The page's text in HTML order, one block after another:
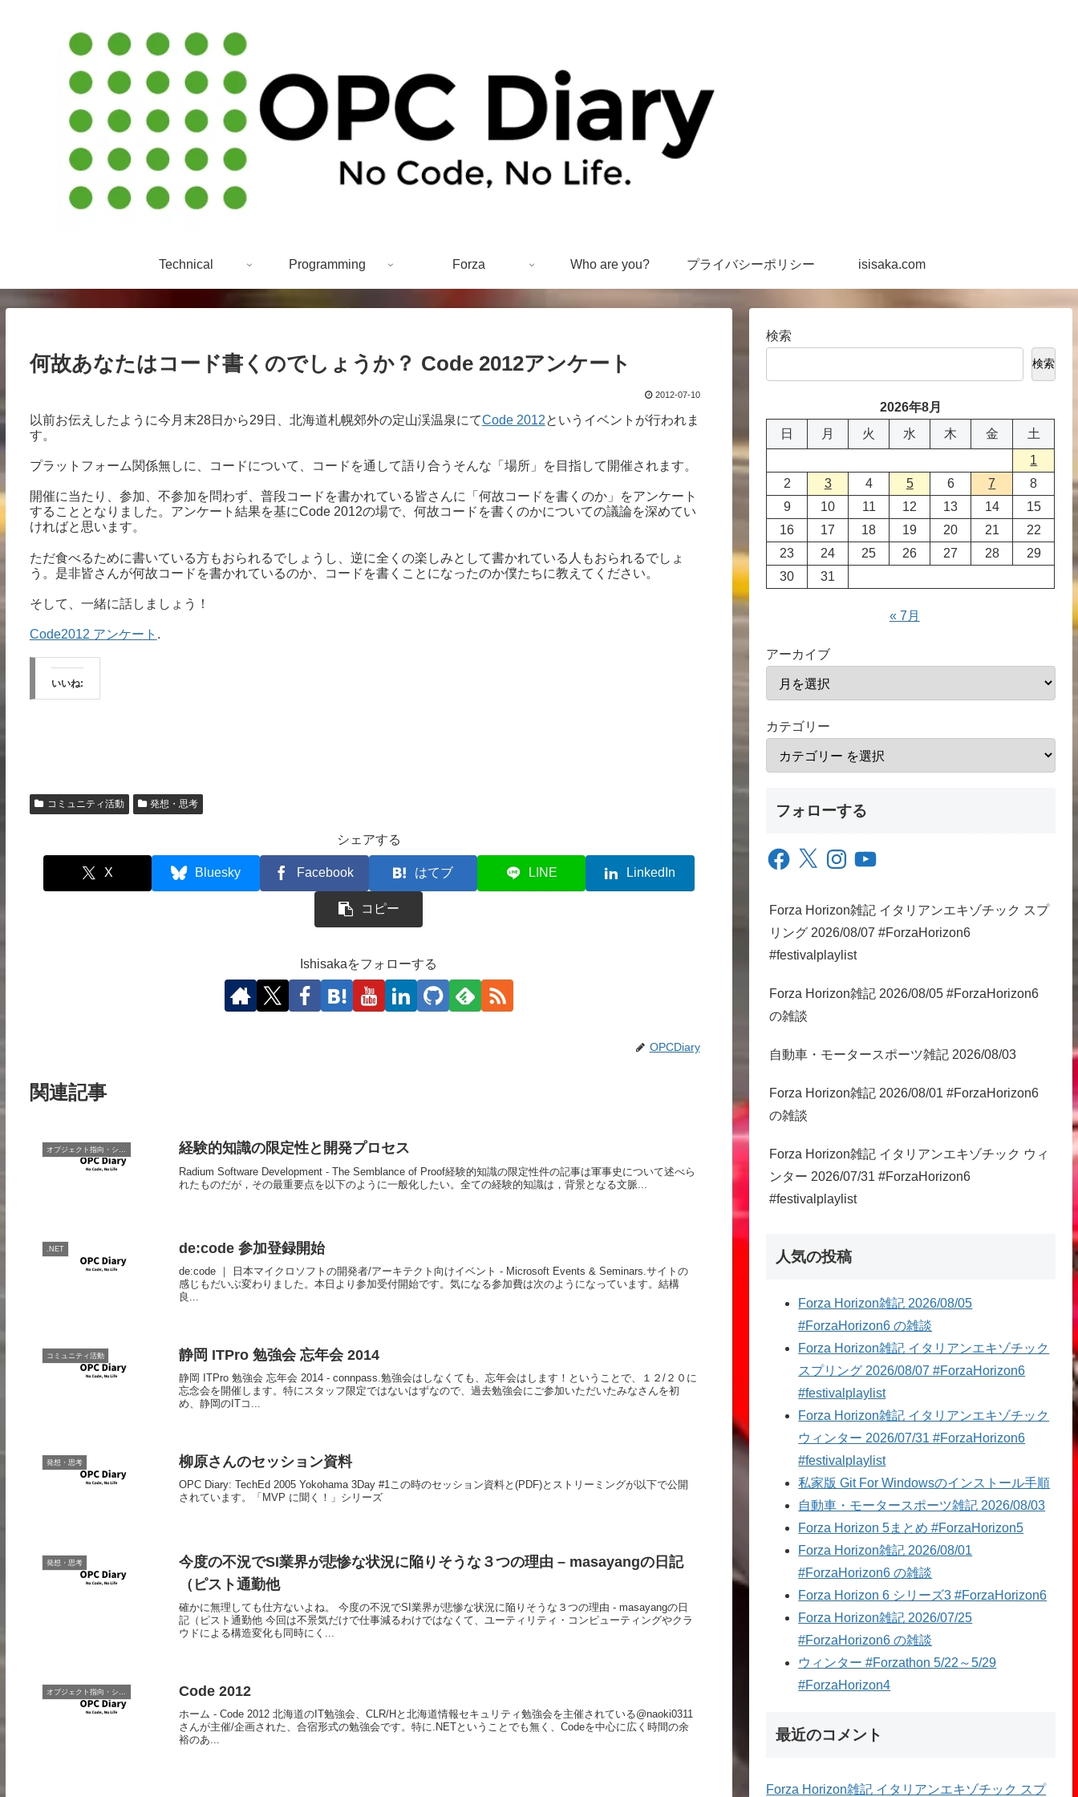
Technical Programming Forza Who are you? プライバシーポリシー isisaka.com
何故あなたはコード書くのでしょうか？ Code 2012アンケート
2012-07-10
以前お伝えしたように今月末28日から29日、北海道札幌郊外の定山渓温泉にてCode 2012というイベントが行われま
す。
プラットフォーム関係無しに、コードについて、コードを通して語り合うそんな「場所」を目指して開催されます。
開催に当たり、参加、不参加を問わず、普段コードを書かれている皆さんに「何故コードを書くのか」をアンケート
することとなりました。アンケート結果を基にCode 2012の場で、何故コードを書くのかについての議論を深めてい
ければと思います。
ただ食べるために書いている方もおられるでしょうし、逆に全くの楽しみとして書かれている人もおられるでしょ
う。是非皆さんが何故コードを書かれているのか、コードを書くことになったのか僕たちに教えてください。
そして、一緒に話しましょう！
Code2012 アンケート .
いいね:
コミュニティ活動 発想・思考
シェアする
X Bluesky Facebook はてブ LINE LinkedIn
コピー
Ishisakaをフォローする
OPCDiary
関連記事
経験的知識の限定性と開発プロセス
Radium Software Development - The Semblance of Proof経験的知識の限定性件の記事は軍事史について述べら
れたものだが，その最重要点を以下のように一般化したい。全ての経験的知識は，背景となる文脈...
.NET de:code 参加登録開始
de:code ｜ 日本マイクロソフトの開発者/アーキテクト向けイベント - Microsoft Events & Seminars.サイトの
感じもだいぶ変わりました。本日より参加受付開始です。気になる参加費は次のようになっています。結構
良...
コミュニティ活動 静岡 ITPro 勉強会 忘年会 2014
静岡 ITPro 勉強会 忘年会 2014 - connpass.勉強会はしなくても、忘年会はします！ということで、１２/２０に
忘念会を開催します。特にスタッフ限定ではないはずなので、過去勉強会にご参加いただいたみなさんを初
め、静岡のITコ...
発想・思考 柳原さんのセッション資料
OPC Diary: TechEd 2005 Yokohama 3Day #1この時のセッション資料と(PDF)とストリーミングが以下で公開
されています。「MVP に聞く！」シリーズ
発想・思考
今度の不況でSI業界が悲惨な状況に陥りそうな３つの理由 – masayangの日記
（ピスト通勤他
確かに無理しても仕方ないよね。 今度の不況でSI業界が悲惨な状況に陥りそうな３つの理由 - masayangの日
記（ピスト通勤他 今回は不景気だけで仕事減るわけではなくて、ユーティリティ・コンピューティングやクラ
ウドによる構造変化も同時にく...
Code 2012
ホーム - Code 2012 北海道のIT勉強会、CLR/Hと北海道情報セキュリティ勉強会を主催されている@naoki0311
さんが主催/企画された、合宿形式の勉強会です。特に.NETということでも無く、Codeを中心に広く時間の余
裕のあ...
検索
検索
2026年8月
日
月 火 水 木 金
土
1
2
3 4 5 6 7
8
9
10 11 12 13 14
15
16
17 18 19 20 21
22
23
24 25 26 27 28
29
30
31
« 7月
アーカイブ
カテゴリー
フォローする
Facebook
X InstagramYouTube
Forza Horizon雑記 イタリアンエキゾチック スプ
リング 2026/08/07 #ForzaHorizon6
#festivalplaylist
Forza Horizon雑記 2026/08/05 #ForzaHorizon6
の雑談
自動車・モータースポーツ雑記 2026/08/03
Forza Horizon雑記 2026/08/01 #ForzaHorizon6
の雑談
Forza Horizon雑記 イタリアンエキゾチック ウィ
ンター 2026/07/31 #ForzaHorizon6
#festivalplaylist
人気の投稿
Forza Horizon雑記 2026/08/05
#ForzaHorizon6 の雑談
Forza Horizon雑記 イタリアンエキゾチック
スプリング 2026/08/07 #ForzaHorizon6
#festivalplaylist
Forza Horizon雑記 イタリアンエキゾチック
ウィンター 2026/07/31 #ForzaHorizon6
#festivalplaylist
私家版 Git For Windowsのインストール手順
自動車・モータースポーツ雑記 2026/08/03
Forza Horizon 5まとめ #ForzaHorizon5
Forza Horizon雑記 2026/08/01
#ForzaHorizon6 の雑談
Forza Horizon 6 シリーズ3 #ForzaHorizon6
Forza Horizon雑記 2026/07/25
#ForzaHorizon6 の雑談
ウィンター #Forzathon 5/22～5/29
#ForzaHorizon4
最近のコメント
Forza Horizon雑記 イタリアンエキゾチック スプ